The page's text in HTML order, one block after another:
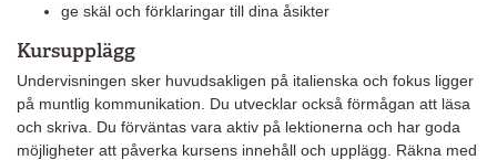
ge skäl och förklaringar till dina åsikter
Kursupplägg
Undervisningen sker huvudsakligen på italienska och fokus ligger
på muntlig kommunikation. Du utvecklar också förmågan att läsa
och skriva. Du förväntas vara aktiv på lektionerna och har goda
möjligheter att påverka kursens innehåll och upplägg. Räkna med